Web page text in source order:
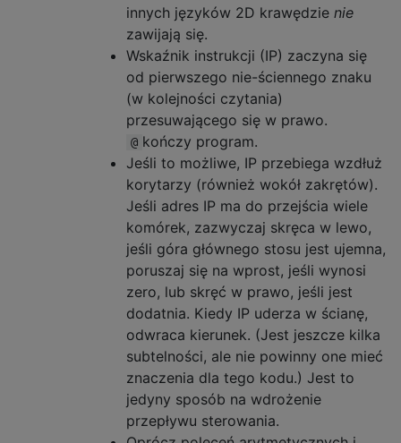
innych języków 2D krawędzie nie
zawijają się.
Wskaźnik instrukcji (IP) zaczyna się
od pierwszego nie-ściennego znaku
(w kolejności czytania)
przesuwającego się w prawo.
@ kończy program.
Jeśli to możliwe, IP przebiega wzdłuż
korytarzy (również wokół zakrętów).
Jeśli adres IP ma do przejścia wiele
komórek, zazwyczaj skręca w lewo,
jeśli góra głównego stosu jest ujemna,
poruszaj się na wprost, jeśli wynosi
zero, lub skręć w prawo, jeśli jest
dodatnia. Kiedy IP uderza w ścianę,
odwraca kierunek. (Jest jeszcze kilka
subtelności, ale nie powinny one mieć
znaczenia dla tego kodu.) Jest to
jedyny sposób na wdrożenie
przepływu sterowania.